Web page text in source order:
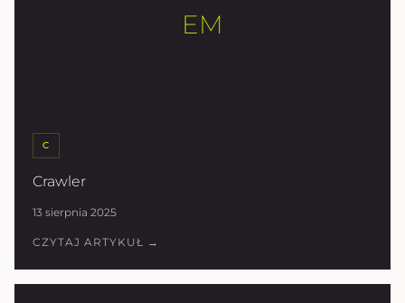
EM
C
Crawler
13 sierpnia 2025
CZYTAJ ARTYKUŁ →